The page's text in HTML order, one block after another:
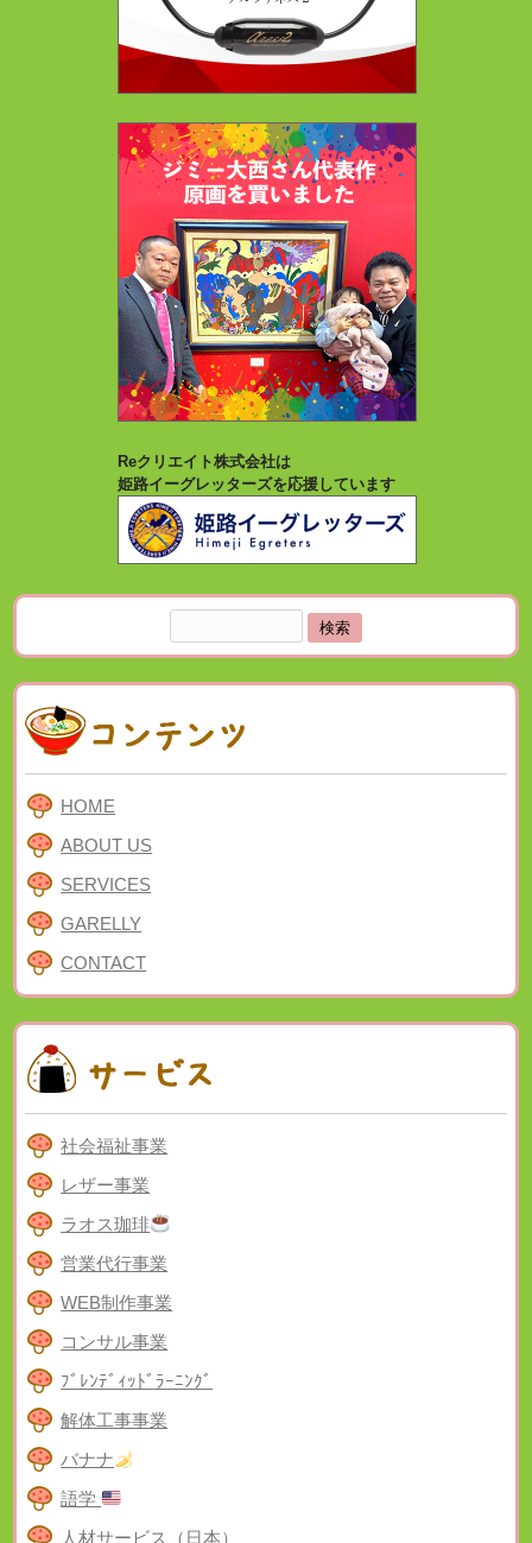
Reクリエイト株式会社は
姫路イーグレッターズを応援しています
索:
HOME
ABOUT US
SERVICES
GARELLY
CONTACT
社会福祉事業
レザー事業
ラオス珈琲
営業代行事業
WEB制作事業
コンサル事業
ﾌﾞﾚﾝﾃﾞｨｯﾄﾞﾗｰﾆﾝｸﾞ
解体工事事業
バナナ
語学
人材サービス（日本）